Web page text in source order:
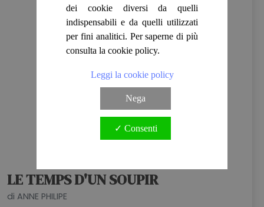
LE TEMPS D'UN SOUPIR
di ANNE PHILIPE
dei cookie diversi da quelli
indispensabili e da quelli utilizzati
per fini analitici. Per saperne di più
consulta la cookie policy.
Leggi la cookie policy
Nega
✓ Consenti